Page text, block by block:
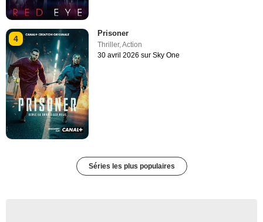
4
Prisoner
Thriller,Action
30 avril 2026 sur Sky One
Séries les plus populaires